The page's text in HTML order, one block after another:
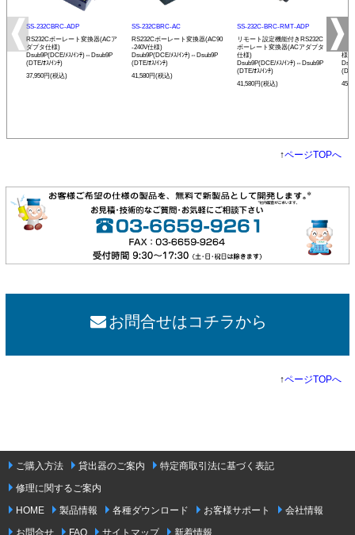
SS-232CBRC-ADP
RS232Cボーレート変換器(ACア
ダプタ仕様)
Dsub9P(DCE/ﾒｽ/ｲﾝﾁ)⇔Dsub9P
(DTE/ｵｽ/ｲﾝﾁ)
37,950円(税込)
SS-232CBRC-AC
RS232Cボーレート変換器(AC90
-240V仕様)
Dsub9P(DCE/ﾒｽ/ｲﾝﾁ)⇔Dsub9P
(DTE/ｵｽ/ｲﾝﾁ)
41,580円(税込)
SS-232C-BRC-RMT-ADP
リモート設定機能付きRS232C
ボーレート変換器(ACアダプタ
仕様)
Dsub9P(DCE/ﾒｽ/ｲﾝﾁ)⇔Dsub9P
(DTE/ｵｽ/ｲﾝﾁ)
41,580円(税込)
リ
様)
↑ページTOPへ
お問合せはコチラから
↑ページTOPへ
ご購入方法 貸出器のご案内
特定商取引法に基づく表記
修理に関するご案内
HOME
製品情報 各種ダウンロード お客様サポート
会社情報
お問合せ
FAQ サイトマップ 新着情報